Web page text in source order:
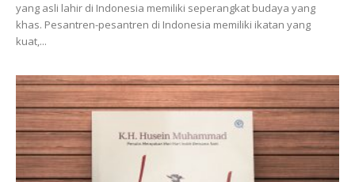
yang asli lahir di Indonesia memiliki seperangkat budaya yang
khas. Pesantren-pesantren di Indonesia memiliki ikatan yang
kuat,...